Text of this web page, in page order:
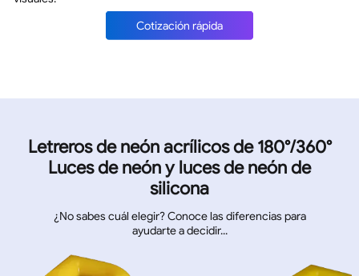
Cotización rápida
Letreros de neón acrílicos de 180°/360°
Luces de neón y luces de neón de
silicona
¿No sabes cuál elegir? Conoce las diferencias para
ayudarte a decidir...